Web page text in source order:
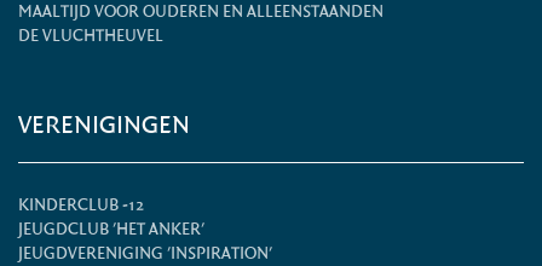
MAALTIJD VOOR OUDEREN EN ALLEENSTAANDEN
DE VLUCHTHEUVEL
VERENIGINGEN
KINDERCLUB -12
JEUGDCLUB 'HET ANKER'
JEUGDVERENIGING 'INSPIRATION'